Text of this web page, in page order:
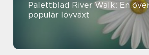
Palettblad River Walk: En
populär lövväxt